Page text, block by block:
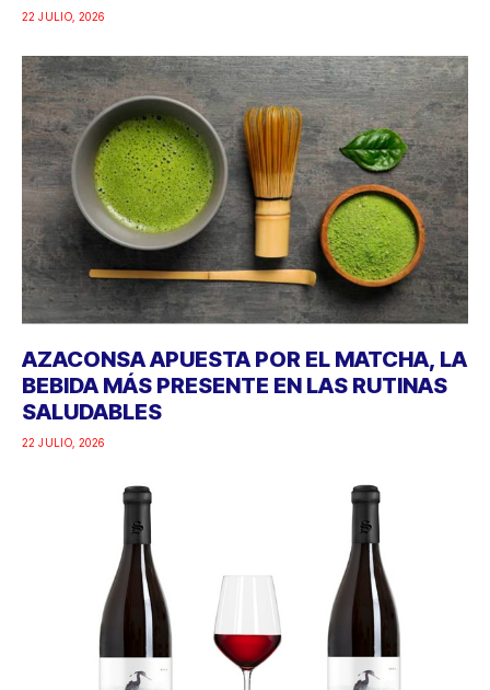
22 JULIO, 2026
AZACONSA APUESTA POR EL MATCHA, LA
BEBIDA MÁS PRESENTE EN LAS RUTINAS
SALUDABLES
22 JULIO, 2026